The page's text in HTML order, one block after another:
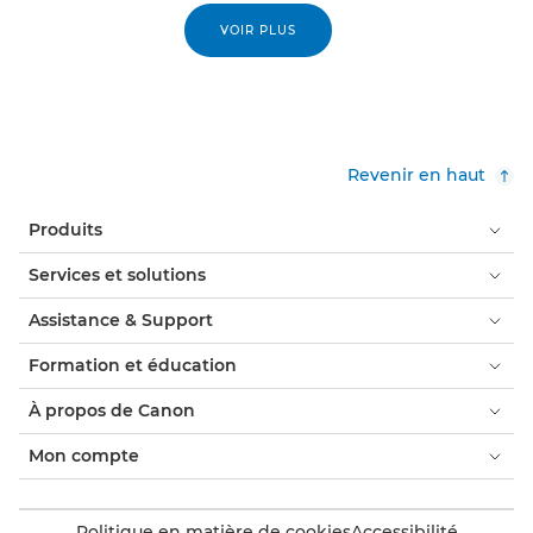
VOIR PLUS
Revenir en haut
Produits
Services et solutions
Assistance & Support
Formation et éducation
À propos de Canon
Mon compte